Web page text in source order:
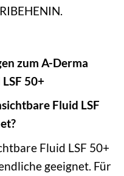
zum A-Derma
50+
Fluid LSF
Fluid LSF 50+
geeignet. Für